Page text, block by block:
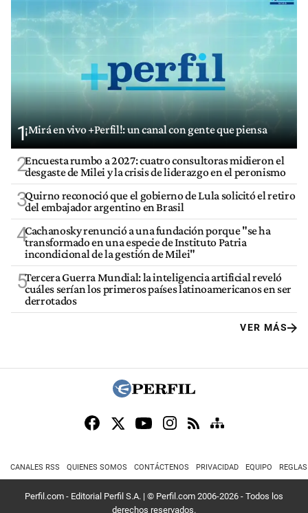
1¡Mirá en vivo +Perfil!: un canal con gente que piensa
2Encuesta rumbo a 2027: cuatro consultoras midieron el
desgaste de Milei y la crisis de liderazgo en el peronismo
3Quirno reconoció que el gobierno de Lula solicitó el retiro
del embajador argentino en Brasil
4Cachanosky renunció a una fundación porque "se ha
transformado en una especie de Instituto Patria
incondicional de la gestión de Milei"
5Tercera Guerra Mundial: la inteligencia artificial reveló
cuáles serían los primeros países latinoamericanos en ser
derrotados
VER MÁS
CANALES RSS QUIENES SOMOS CONTÁCTENOS PRIVACIDAD EQUIPO
Perfil.com - Editorial Perfil S.A. | © Perfil.com 2006-2026 - Todos los
derechos reservados.